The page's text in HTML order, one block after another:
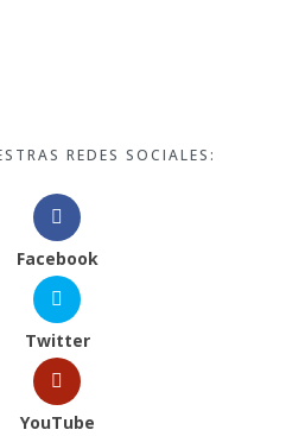
REDES SOCIALES:
Facebook
Twitter
YouTube